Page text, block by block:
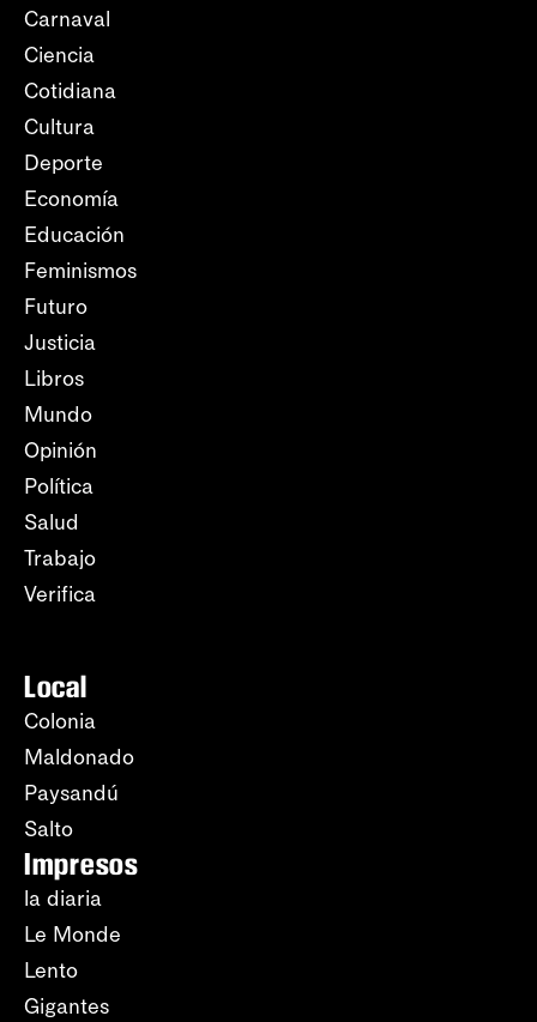
Carnaval
Ciencia
Cotidiana
Cultura
Deporte
Economía
Educación
Feminismos
Futuro
Justicia
Libros
Mundo
Opinión
Política
Salud
Trabajo
Verifica
Local
Colonia
Maldonado
Paysandú
Salto
Impresos
la diaria
Le Monde
Lento
Gigantes